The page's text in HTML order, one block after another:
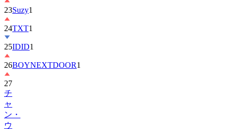
24TXT1
25IDID1
26BOYNEXTDOOR
27
チ
ャ
ン・
ウ
ォ